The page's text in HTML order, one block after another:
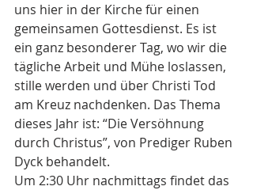
uns hier in der Kirche für einen
gemeinsamen Gottesdienst. Es ist
ein ganz besonderer Tag, wo wir die
tägliche Arbeit und Mühe loslassen,
stille werden und über Christi Tod
am Kreuz nachdenken. Das Thema
dieses Jahr ist: “Die Versöhnung
durch Christus”, von Prediger Ruben
Dyck behandelt.
Um 2:30 Uhr nachmittags findet das